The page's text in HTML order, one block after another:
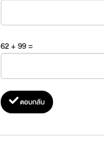
62 + 99 =
ตอบกลับ